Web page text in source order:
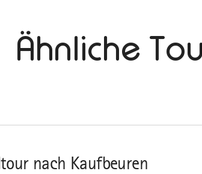
Ähnliche
nach Kaufbeuren